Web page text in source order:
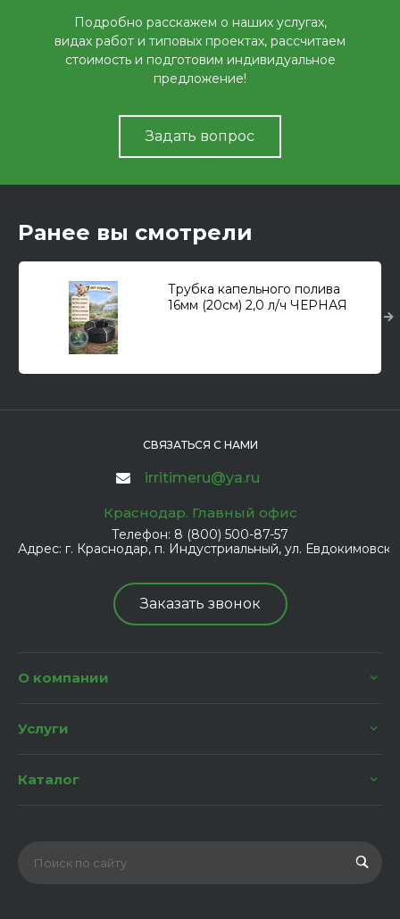
Подробно расскажем о наших услугах,
видах работ и типовых проектах, рассчитаем
стоимость и подготовим индивидуальное
предложение!
Задать вопрос
Ранее вы смотрели
Трубка капельного полива
16мм (20см) 2,0 л/ч ЧЕРНАЯ
СВЯЗАТЬСЯ С НАМИ
irritimeru@ya.ru
Краснодар. Главный офис
Телефон: 8 (800) 500-87-57
Адрес: г. Краснодар, п. Индустриальный, ул.
Заказать звонок
О компании
Услуги
Каталог